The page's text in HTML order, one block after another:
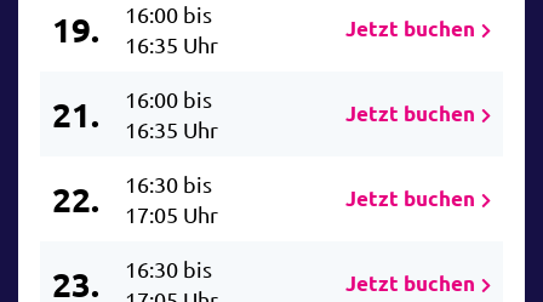
19.
16:00 bis
16:35 Uhr
Jetzt buchen
21.
16:00 bis
16:35 Uhr
Jetzt buchen
22.
16:30 bis
17:05 Uhr
Jetzt buchen
23.
16:30 bis
Jetzt buchen